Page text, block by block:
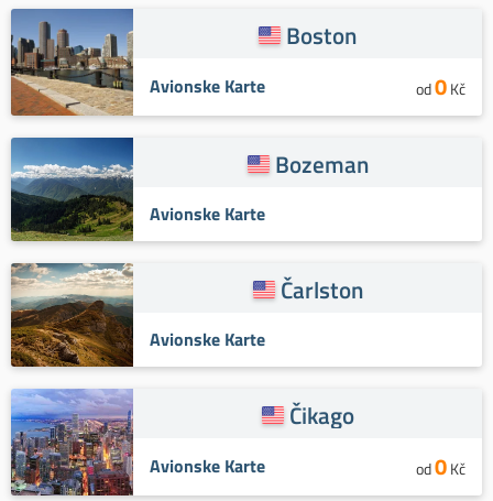
Boston
Avionske Karte od0Kč
Bozeman
Avionske Karte
Čarlston
Avionske Karte
Čikago
Avionske Karte od0Kč